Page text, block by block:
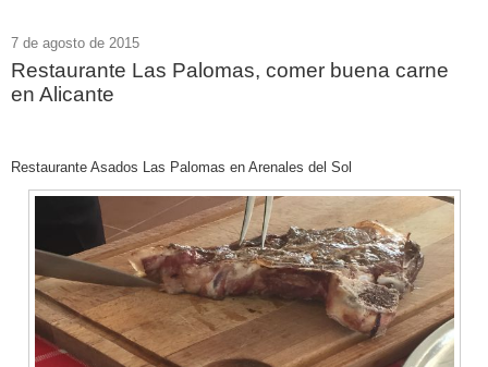
7 de agosto de 2015
Restaurante Las Palomas, comer buena carne
en Alicante
Restaurante Asados Las Palomas en Arenales del Sol